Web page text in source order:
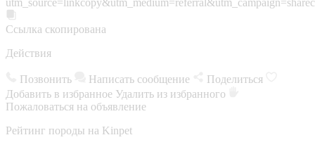
Ссылка скопирована
Действия
Позвонить Написать сообщение
Поделиться
Добавить в избранное Удалить из избранного
Пожаловаться на объявление
Рейтинг породы на Kinpet